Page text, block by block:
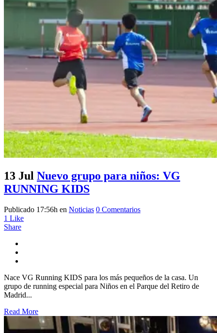
13 Jul Nuevo grupo para niños: VG
RUNNING KIDS
Publicado 17:56h en Noticias 0 Comentarios
1 Like
Share
Nace VG Running KIDS para los más pequeños de la casa. Un
grupo de running especial para Niños en el Parque del Retiro de
Madrid...
Read More